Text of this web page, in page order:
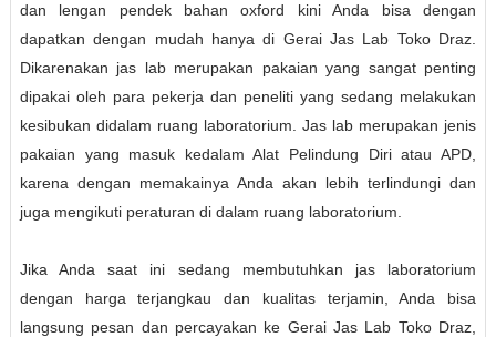
dan lengan pendek bahan oxford kini Anda bisa dengan
dapatkan dengan mudah hanya di Gerai Jas Lab Toko Draz.
Dikarenakan jas lab merupakan pakaian yang sangat penting
dipakai oleh para pekerja dan peneliti yang sedang melakukan
kesibukan didalam ruang laboratorium. Jas lab merupakan jenis
pakaian yang masuk kedalam Alat Pelindung Diri atau APD,
karena dengan memakainya Anda akan lebih terlindungi dan
juga mengikuti peraturan di dalam ruang laboratorium.
Jika Anda saat ini sedang membutuhkan jas laboratorium
dengan harga terjangkau dan kualitas terjamin, Anda bisa
langsung pesan dan percayakan ke Gerai Jas Lab Toko Draz,